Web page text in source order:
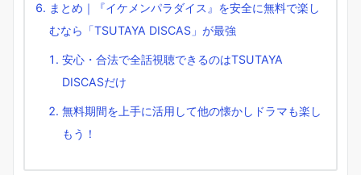
まとめ｜『イケメンパラダイス』を安全に無料で楽し
むなら「TSUTAYA DISCAS」が最強
安心・合法で全話視聴できるのはTSUTAYA
DISCASだけ
無料期間を上手に活用して他の懐かしドラマも楽し
もう！